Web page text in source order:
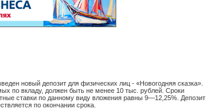
новый депозит для физических лиц - «Новогодняя сказка».
по вкладу, должен быть не менее 10 тыс. рублей. Сроки
ставки по данному виду вложения равны 9—12,25%. Депозит
по окончании срока.